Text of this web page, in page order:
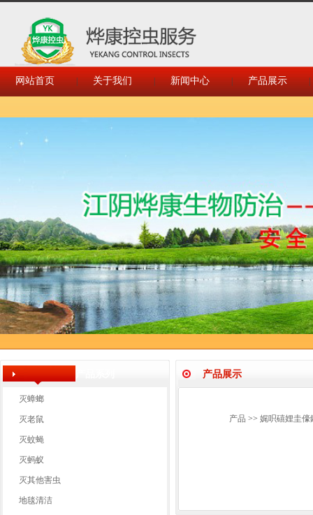
网站首页 关于我们 新闻中心 产品展示
产品展示
灭蟑螂
灭老鼠
灭蚊蝇
灭蚂蚁
灭其他害虫
地毯清洁
产品 >> 娓呮礂娌圭儫